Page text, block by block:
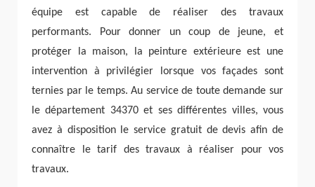
équipe est capable de réaliser des travaux
performants. Pour donner un coup de jeune, et
protéger la maison, la peinture extérieure est une
intervention à privilégier lorsque vos façades sont
ternies par le temps. Au service de toute demande sur
le département 34370 et ses différentes villes, vous
avez à disposition le service gratuit de devis afin de
connaître le tarif des travaux à réaliser pour vos
travaux.